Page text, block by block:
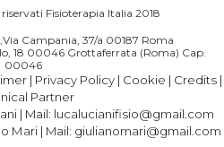
Fisioterapia Italia 2018
Campania, 37/a 00187 Roma
18 00046 Grottaferrata (Roma) Cap.
00046
| Privacy Policy | Cookie | Credits |
Partner
| Mail: lucalucianifisio@gmail.com
Mari| Mail: giulianomari@gmail.com